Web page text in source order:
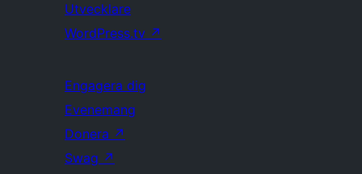
Utvecklare
WordPress.tv ↗
Engagera dig
Evenemang
Donera ↗
Swag ↗